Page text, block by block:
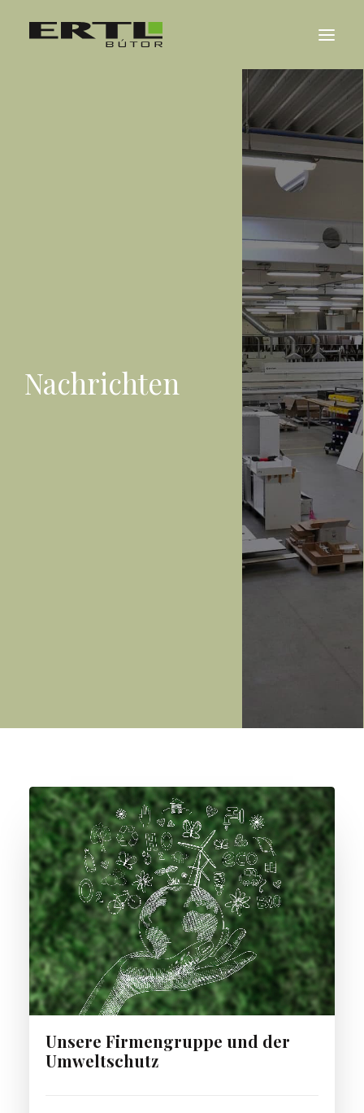
REFERENZEN
Nachrichten
Unsere Firmengruppe und der
Umweltschutz